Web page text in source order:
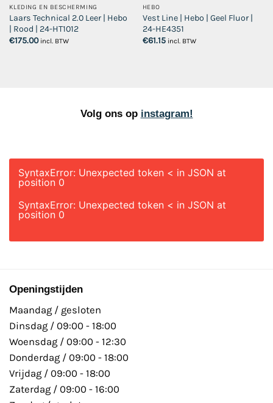
KLEDING EN BESCHERMING
Laars Technical 2.0 Leer | Hebo
| Rood | 24-HT1012
€175.00 incl. BTW
HEBO
Vest Line | Hebo | Geel Fluor |
24-HE4351
€61.15 incl. BTW
Volg ons op instagram!
SyntaxError: Unexpected token < in JSON at
position 0
SyntaxError: Unexpected token < in JSON at
position 0
Openingstijden
Maandag / gesloten
Dinsdag / 09:00 - 18:00
Woensdag / 09:00 - 12:30
Donderdag / 09:00 - 18:00
Vrijdag / 09:00 - 18:00
Zaterdag / 09:00 - 16:00